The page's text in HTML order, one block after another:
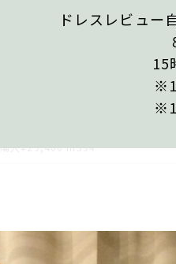
ドレスレビュー
15
入¥29,400 in394